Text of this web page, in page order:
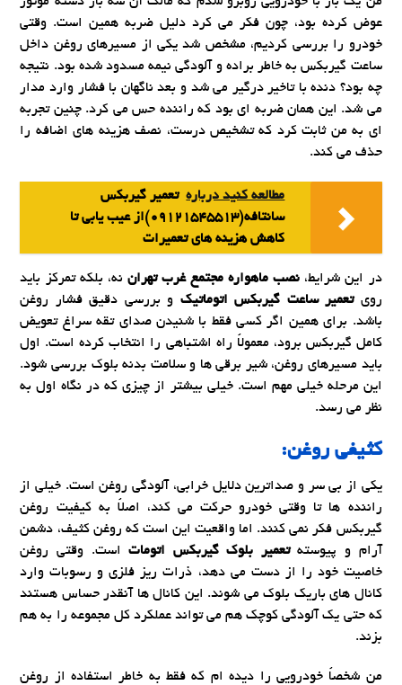
عوض کرده بود، چون فکر می کرد دلیل ضربه همین است. وقتی
خودرو را بررسی کردیم، مشخص شد یکی از مسیرهای روغن داخل
ساعت گیربکس به خاطر براده و آلودگی نیمه مسدود شده بود. نتیجه
چه بود؟ دنده با تاخیر درگیر می شد و بعد ناگهان با فشار وارد مدار
می شد. این همان ضربه ای بود که راننده حس می کرد. چنین تجربه
ای به من ثابت کرد که تشخیص درست، نصف هزینه های اضافه را
حذف می کند.
مطالعه کنید درباره‌ تعمیر گیربکس
سانتافه(09121545513)از عیب یابی تا
کاهش هزینه های تعمیرات
در این شرایط، نصب ماهواره مجتمع غرب تهران نه، بلکه تمرکز باید
رویتعمیر ساعت گیربکس اتوماتیک و بررسی دقیق فشار روغن
باشد. برای همین اگر کسی فقط با شنیدن صدای تقه سراغ تعویض
کامل گیربکس برود، معمولاً راه اشتباهی را انتخاب کرده است. اول
باید مسیرهای روغن، شیر برقی ها و سلامت بدنه بلوک بررسی شود.
این مرحله خیلی مهم است. خیلی بیشتر از چیزی که در نگاه اول به
نظر می رسد.
کثیفی روغن:
یکی از بی سر و صداترین دلایل خرابی، آلودگی روغن است. خیلی از
راننده ها تا وقتی خودرو حرکت می کند، اصلاً به کیفیت روغن
گیربکس فکر نمی کنند. اما واقعیت این است که روغن کثیف، دشمن
آرام و پیوستهتعمیر بلوک گیربکس اتوماتاست. وقتی روغن
خاصیت خود را از دست می دهد، ذرات ریز فلزی و رسوبات وارد
کانال های باریک بلوک می شوند. این کانال ها آنقدر حساس هستند
که حتی یک آلودگی کوچک هم می تواند عملکرد کل مجموعه را به هم
بزند.
من شخصاً خودرویی را دیده ام که فقط به خاطر استفاده از روغن